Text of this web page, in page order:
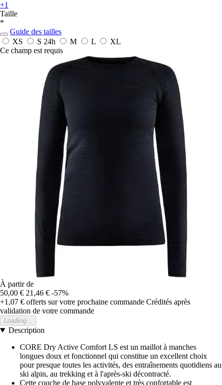
+1
Taille
*
Guide des tailles
XS
S 24h M L
XL
Ce champ est requis
À partir de
50,00 € 21,46 € -57%
+1,07 € offerts sur votre prochaine commande Crédités après
validation de votre commande
Loading...
Description
CORE Dry Active Comfort LS est un maillot à manches
longues doux et fonctionnel qui constitue un excellent choix
pour presque toutes les activités, des entraînements quotidiens au
ski alpin, au trekking et à l'après-ski décontracté.
Cette couche de base polyvalente et très confortable est